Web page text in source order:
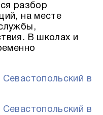
разбор
на месте
В школах и
в
в